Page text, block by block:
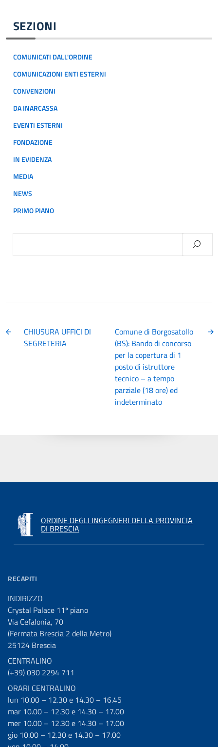
SEZIONI
COMUNICATI DALL'ORDINE
COMUNICAZIONI ENTI ESTERNI
CONVENZIONI
DA INARCASSA
EVENTI ESTERNI
FONDAZIONE
IN EVIDENZA
MEDIA
NEWS
PRIMO PIANO
CHIUSURA UFFICI DI
SEGRETERIA
Comune di Borgosatollo
(BS): Bando di concorso
per la copertura di 1
posto di istruttore
tecnico – a tempo
parziale (18 ore) ed
indeterminato
ORDINE DEGLI INGEGNERI DELLA PROVINCIA
DI BRESCIA
RECAPITI
INDIRIZZO
Crystal Palace 11º piano
Via Cefalonia, 70
(Fermata Brescia 2 della Metro)
25124 Brescia
CENTRALINO
(+39) 030 2294 711
ORARI CENTRALINO
lun 10.00 – 12.30 e 14.30 – 16.45
mar 10.00 – 12.30 e 14.30 – 17.00
mer 10.00 – 12.30 e 14.30 – 17.00
gio 10.00 – 12.30 e 14.30 – 17.00